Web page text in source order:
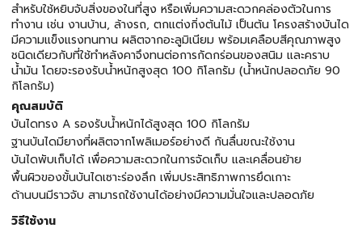
สำหรับใช้หยิบจับสิ่งของในที่สูง หรือเพิ่มความสะดวกคล่องตัวในการ
ทำงาน เช่น งานบ้าน, ล้างรถ, ตกแต่งกิ่งต้นไม้ เป็นต้น โครงสร้างบันได
มีความแข็งแรงทนทาน ผลิตจากอะลูมิเนียม พร้อมเคลือบสีคุณภาพสูง
ชนิดเดียวกับที่ใช้ทำหลังคาจึงทนต่อการกัดกร่อนของสนิม และคราบ
น้ำมัน โดยจะรองรับน้ำหนักสูงสุด 100 กิโลกรัม (น้ำหนักปลอดภัย 90
กิโลกรัม)
คุณสมบัติ
บันไดทรง A รองรับน้ำหนักได้สูงสุด 100 กิโลกรัม
ฐานบันไดมียางที่ผลิตจากโพลิเมอร์อย่างดี กันลื่นขณะใช้งาน
บันไดพับเก็บได้ เพื่อความสะดวกในการจัดเก็บ และเคลื่อนย้าย
พื้นผิวของขั้นบันไดเซาะร่องลึก เพิ่มประสิทธิภาพการยึดเกาะ
ด้านบนมีราวจับ สามารถใช้งานได้อย่างมีความมั่นใจและปลอดภัย
วิธีใช้งาน